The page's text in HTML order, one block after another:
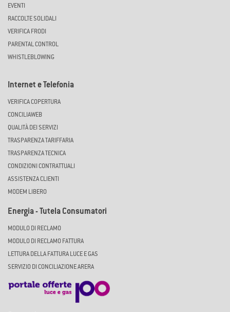
EVENTI
RACCOLTE SOLIDALI
VERIFICA FRODI
PARENTAL CONTROL
WHISTLEBLOWING
Internet e Telefonia
VERIFICA COPERTURA
CONCILIAWEB
QUALITÀ DEI SERVIZI
TRASPARENZA TARIFFARIA
TRASPARENZA TECNICA
CONDIZIONI CONTRATTUALI
ASSISTENZA CLIENTI
MODEM LIBERO
Energia - Tutela Consumatori
MODULO DI RECLAMO
MODULO DI RECLAMO FATTURA
LETTURA DELLA FATTURA LUCE E GAS
SERVIZIO DI CONCILIAZIONE ARERA